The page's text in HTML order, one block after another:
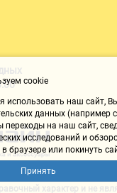
характер и не
cookie
использовать наш cайт,
данных (например
переходы на наш сайт,
исследований и
браузере или покинуть
Принять